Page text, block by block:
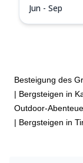
Jun - Sep
Besteigung des
| Bergsteigen in
Outdoor-
| Bergsteigen in